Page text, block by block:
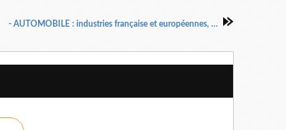
- AUTOMOBILE : industries française et européennes, le pronostic vital est peut-être engagé...